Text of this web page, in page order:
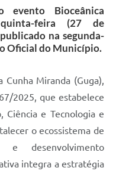
evento Bioceânica
feira (27 de
na segunda-
Oficial do Município.
Miranda (Guga),
2025, que estabelece
Ciência e Tecnologia e
o ecossistema de
e desenvolvimento
integra a estratégia